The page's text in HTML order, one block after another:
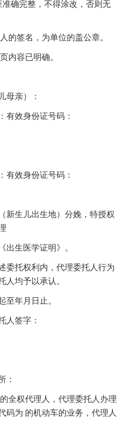
确完整，不得涂改，否则无
的签名，为单位的盖公章。
内容已明确。
母亲）：
有效身份证号码：
有效身份证号码：
新生儿出生地）分娩，特授权
出生医学证明》。
委托权利内，代理委托人行为
人均予以承认。
至年月日止。
人签字：
：
全权代理人，代理委托人办理
码为 的机动车的业务，代理人